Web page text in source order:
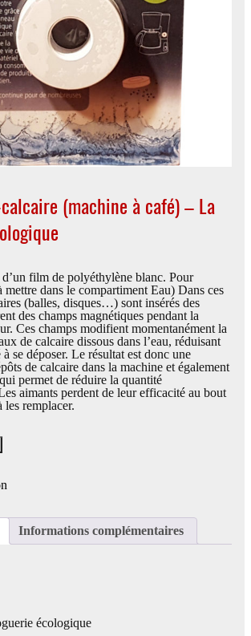
(machine à café) – La
film de polyéthylène blanc. Pour
mettre dans le compartiment Eau) Dans ces
(balles, disques…) sont insérés des
des champs magnétiques pendant la
Ces champs modifient momentanément la
de calcaire dissous dans l’eau, réduisant
se déposer. Le résultat est donc une
de calcaire dans la machine et également
permet de réduire la quantité
aimants perdent de leur efficacité au bout
les remplacer.
Informations complémentaires
écologique